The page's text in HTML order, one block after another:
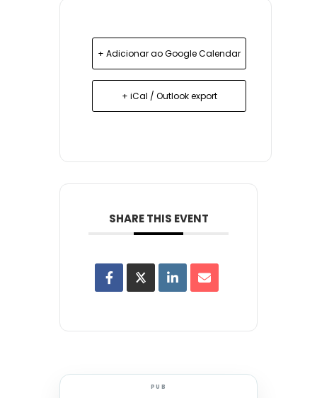
+ Adicionar ao Google Calendar
+ iCal / Outlook export
SHARE THIS EVENT
PUB